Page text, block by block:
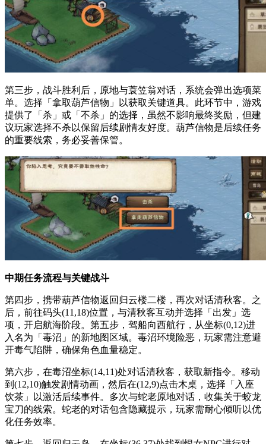
第三步，战斗胜利后，原地与蓑笠翁对话，系统会弹出选项菜
单。选择「拿取葫芦信物」以获取关键道具。此环节中，游戏
提供了「杀」或「不杀」的选择，虽然不影响最终奖励，但建
议玩家选择不杀以保留后续剧情友好度。葫芦信物是后续任务
的重要线索，务必妥善保管。
中期任务流程与关键战斗
第四步，携带葫芦信物返回归云楼二楼，再次对话清秋客。之
后，前往码头(11,18)位置，与清秋客互动并选择「出发」选
项，开启航海阶段。第五步，驾船向西航行，从坐标(0,12)进
入名为「毒沼」的新地图区域。毒沼环境险恶，玩家需注意避
开毒气陷阱，确保角色血量稳定。
第六步，在毒沼坐标(14,11)处对话清秋客，获取新指令。移动
到(12,10)触发剧情动画，然后在(12,9)点击木桌，选择「入座
饮茶」以激活后续事件。多次与蛇老原地对话，收集关于蛟龙
宝刀的线索。蛇老的对话包含隐藏提示，玩家需耐心倾听以优
化任务效率。